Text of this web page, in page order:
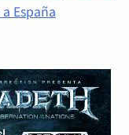
España